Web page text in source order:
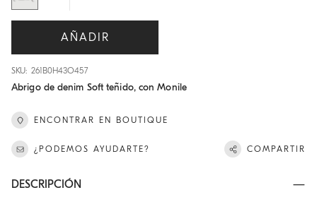
AÑADIR
SKU: 261B0H43O457
Abrigo de denim Soft teñido, con Monile
ENCONTRAR EN BOUTIQUE
¿PODEMOS AYUDARTE? COMPARTIR
DESCRIPCIÓN